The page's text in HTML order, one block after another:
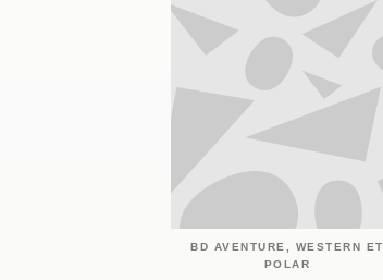
BD AVENTURE, WESTERN ET
POLAR